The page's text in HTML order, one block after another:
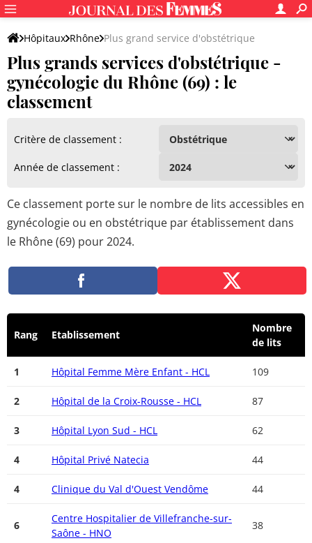
Hôpitaux Rhône Plus grand service d'obstétrique
Plus grands services d'obstétrique -
gynécologie du Rhône (69) : le
classement
Critère de classement :
Année de classement :
Ce classement porte sur le nombre de lits accessibles en
gynécologie ou en obstétrique par établissement dans
le Rhône (69) pour 2024.
Rang Etablissement
Nombre
de lits
1 Hôpital Femme Mère Enfant - HCL 109
2 Hôpital de la Croix-Rousse - HCL 87
3 Hôpital Lyon Sud - HCL 62
4 Hôpital Privé Natecia 44
4 Clinique du Val d'Ouest Vendôme 44
6
Centre Hospitalier de Villefranche-sur-
Saône - HNO
38